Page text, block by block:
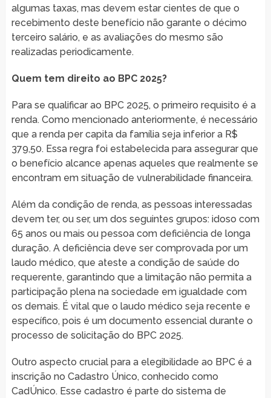
algumas taxas, mas devem estar cientes de que o
recebimento deste benefício não garante o décimo
terceiro salário, e as avaliações do mesmo são
realizadas periodicamente.
Quem tem direito ao BPC 2025?
Para se qualificar ao BPC 2025, o primeiro requisito é a
renda. Como mencionado anteriormente, é necessário
que a renda per capita da família seja inferior a R$
379,50. Essa regra foi estabelecida para assegurar que
o benefício alcance apenas aqueles que realmente se
encontram em situação de vulnerabilidade financeira.
Além da condição de renda, as pessoas interessadas
devem ter, ou ser, um dos seguintes grupos: idoso com
65 anos ou mais ou pessoa com deficiência de longa
duração. A deficiência deve ser comprovada por um
laudo médico, que ateste a condição de saúde do
requerente, garantindo que a limitação não permita a
participação plena na sociedade em igualdade com
os demais. É vital que o laudo médico seja recente e
específico, pois é um documento essencial durante o
processo de solicitação do BPC 2025.
Outro aspecto crucial para a elegibilidade ao BPC é a
inscrição no Cadastro Único, conhecido como
CadÚnico. Esse cadastro é parte do sistema de